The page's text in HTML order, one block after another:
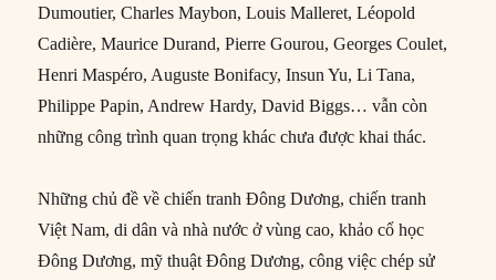
Dumoutier, Charles Maybon, Louis Malleret, Léopold
Cadière, Maurice Durand, Pierre Gourou, Georges Coulet,
Henri Maspéro, Auguste Bonifacy, Insun Yu, Li Tana,
Philippe Papin, Andrew Hardy, David Biggs… vẫn còn
những công trình quan trọng khác chưa được khai thác.
Những chủ đề về chiến tranh Đông Dương, chiến tranh
Việt Nam, di dân và nhà nước ở vùng cao, khảo cổ học
Đông Dương, mỹ thuật Đông Dương, công việc chép sử